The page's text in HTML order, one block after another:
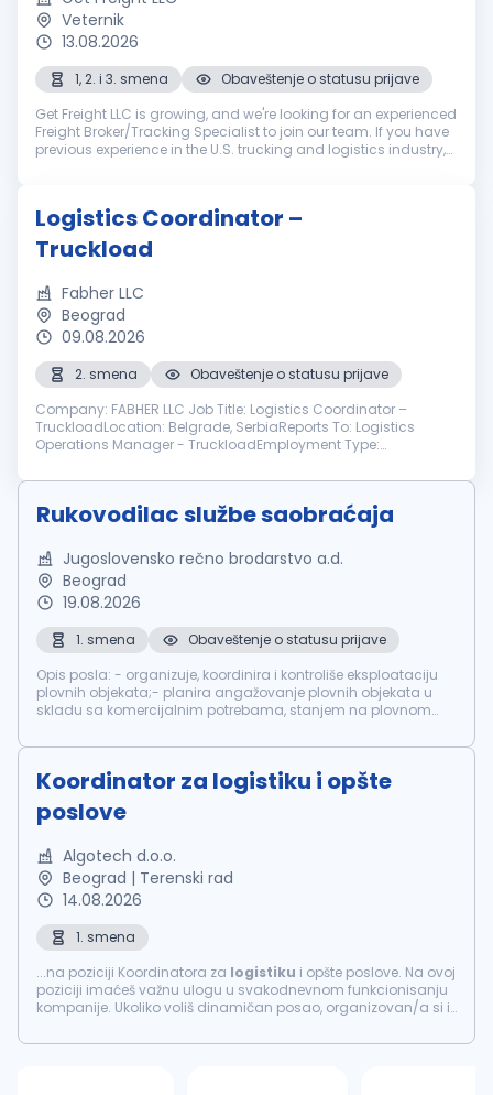
Veternik
13.08.2026
1, 2. i 3. smena
Obaveštenje o statusu prijave
Get Freight LLC is growing, and we're looking for an experienced
Freight Broker/Tracking Specialist to join our team. If you have
previous experience in the U.S. trucking and logistics industry,
Logistics Coordinator –
Truckload
Fabher LLC
Beograd
09.08.2026
2. smena
Obaveštenje o statusu prijave
Company: FABHER LLC Job Title: Logistics Coordinator –
TruckloadLocation: Belgrade, SerbiaReports To: Logistics
Operations Manager - TruckloadEmployment Type:
CST or 2 p.m. to 11 p.m. CET (...
Rukovodilac službe saobraćaja
Jugoslovensko rečno brodarstvo a.d.
Beograd
19.08.2026
1. smena
Obaveštenje o statusu prijave
Opis posla: - organizuje, koordinira i kontroliše eksploataciju
plovnih objekata;- planira angažovanje plovnih objekata u
skladu sa komercijalnim potrebama, stanjem na plovnom
osoblja;- or...
Koordinator za logistiku i opšte
poslove
Algotech d.o.o.
Beograd | Terenski rad
14.08.2026
1. smena
...na poziciji Koordinatora za logistiku i opšte poslove. Na ovoj
poziciji imaćeš važnu ulogu u svakodnevnom funkcionisanju
kompanije. Ukoliko voliš dinamičan posao, organizovan/a si i
upoznamo. Tvoja zaduženja...